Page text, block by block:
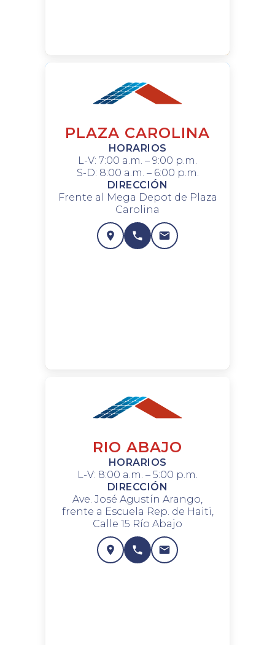
PLAZA CAROLINA
HORARIOS
L-V: 7:00 a.m. – 9:00 p.m.
S-D: 8:00 a.m. – 6:00 p.m.
DIRECCIÓN
Frente al Mega Depot de Plaza
Carolina
RIO ABAJO
HORARIOS
L-V: 8:00 a.m. – 5:00 p.m.
DIRECCIÓN
Ave. José Agustín Arango,
frente a Escuela Rep. de Haiti,
Calle 15 Río Abajo